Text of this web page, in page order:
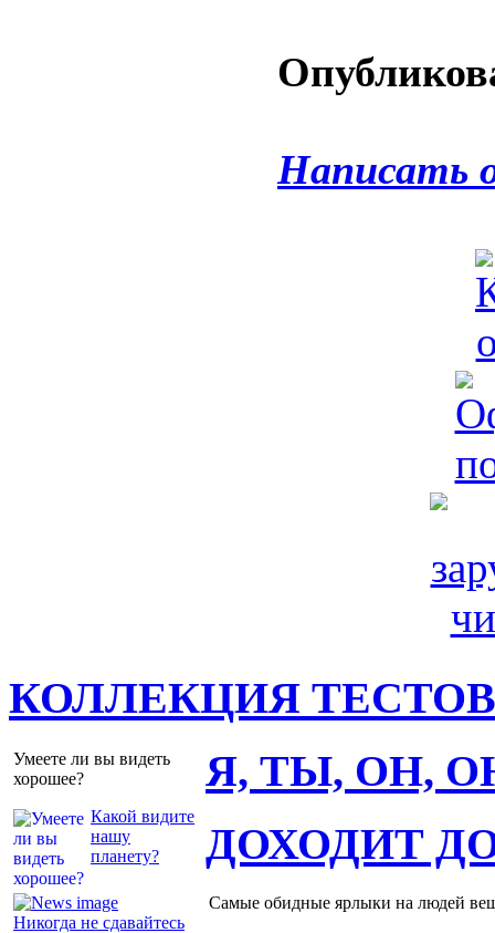
Написать
КОЛЛЕКЦИЯ ТЕСТОВ
Умеете ли вы видеть
хорошее?
Какой видите
нашу
планету?
Я, ТЫ, ОН,
Никогда не сдавайтесь
ДОХОДИТ
Самые обидные ярлыки на людей